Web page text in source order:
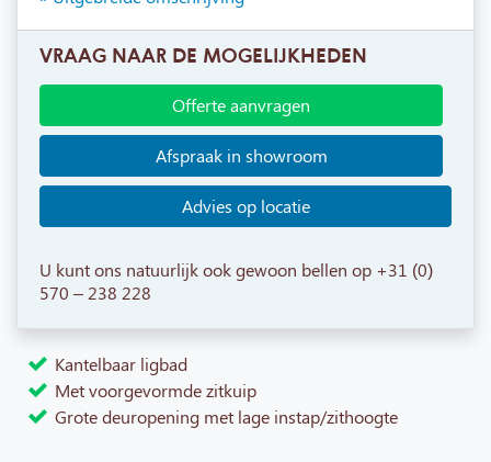
VRAAG NAAR DE MOGELIJKHEDEN
Offerte aanvragen
Afspraak in showroom
Advies op locatie
U kunt ons natuurlijk ook gewoon bellen op +31 (0)
570 – 238 228
Kantelbaar ligbad
Met voorgevormde zitkuip
Grote deuropening met lage instap/zithoogte